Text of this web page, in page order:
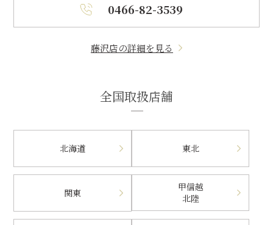
0466-82-3539
藤沢店の詳細を見る
全国取扱店舗
北海道 東北
関東
甲信越
北陸